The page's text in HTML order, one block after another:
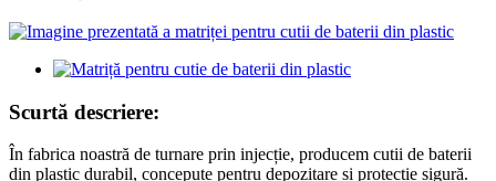
Scurtă descriere:
În fabrica noastră de turnare prin injecție, producem cutii de baterii
din plastic durabil, concepute pentru depozitare și protecție sigură.